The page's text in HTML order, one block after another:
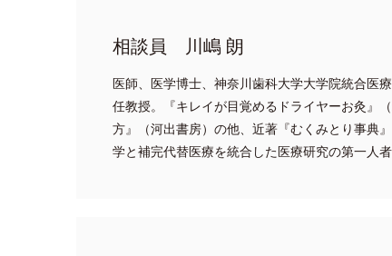
相談員 川嶋 朗
医師、医学博士、神奈川歯科大学大学院統合医
任教授。『キレイが目覚めるドライヤーお灸』
方』（河出書房）の他、近著『むくみとり事典
学と補完代替医療を統合した医療研究の第一人者